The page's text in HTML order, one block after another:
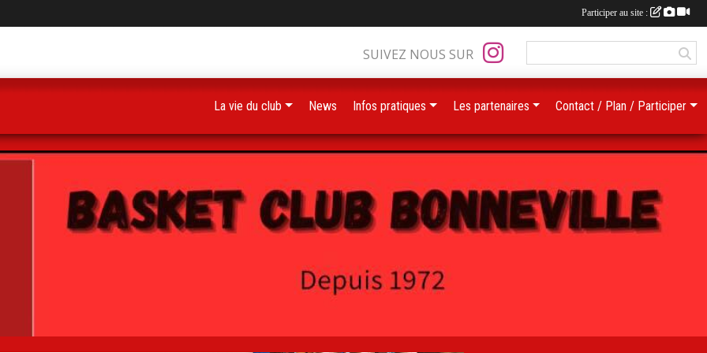
SUIVEZ NOUS SUR
La vie du club News Infos pratiques Les partenaires Contact / Plan / Participer
Participer au site :